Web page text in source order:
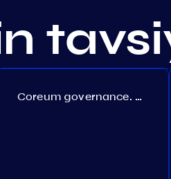
Coreum governance. Proposal №22